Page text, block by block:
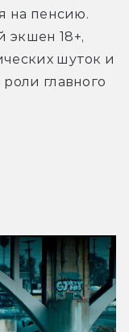
на пенсию.
экшен 18+,
шуток и
главного